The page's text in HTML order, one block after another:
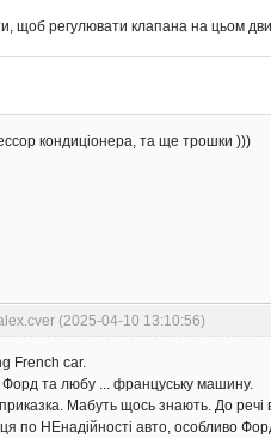
щоб регулювати клапана на цьом
кондиціонера, та ще трошки )))
(2025-04-10 13:10:56)
French car.
Форд та любу ... француську машину.
Мабуть щось знають. До
по НЕнадійності авто, особливо